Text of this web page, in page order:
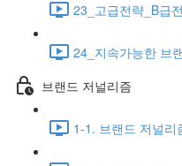
23_고급전략_B급
24_지속가능한 브
브랜드 저널리즘
1-1. 브랜드 저널리